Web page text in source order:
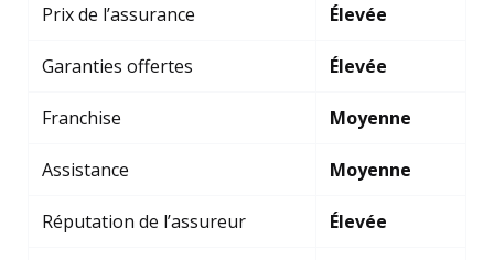
Prix de l’assurance Élevée
Garanties offertes Élevée
Franchise Moyenne
Assistance Moyenne
Réputation de l’assureur Élevée